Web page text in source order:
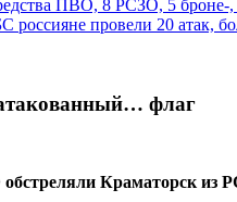
ПВО, 8 РСЗО, 5 броне-,
провели 20 атак,
флаг
Краматорск